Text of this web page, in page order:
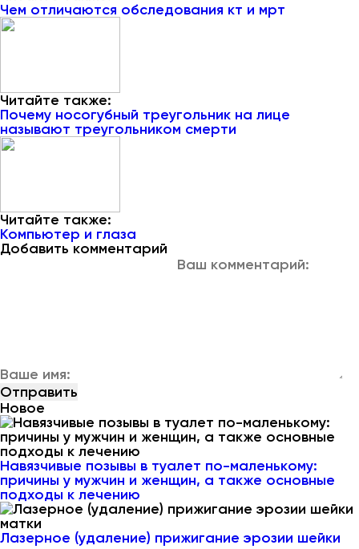
Чем отличаются обследования кт и мрт
Читайте также:
Почему носогубный треугольник на лице
называют треугольником смерти
Читайте также:
Компьютер и глаза
Добавить комментарий
Новое
Навязчивые позывы в туалет по-маленькому:
причины у мужчин и женщин, а также основные
подходы к лечению
Лазерное (удаление) прижигание эрозии шейки